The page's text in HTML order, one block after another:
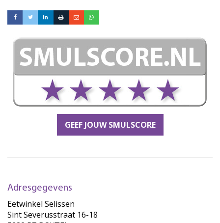
GEEF JOUW SMULSCORE
Adresgegevens
Eetwinkel Selissen
Sint Severusstraat 16-18